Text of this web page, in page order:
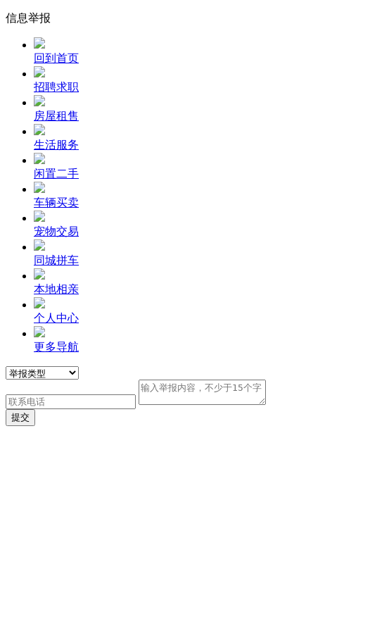
信息举报
回到首页
招聘求职
房屋租售
生活服务
闲置二手
车辆买卖
宠物交易
同城拼车
本地相亲
个人中心
更多导航